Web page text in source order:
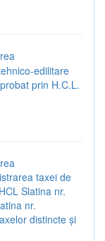
edilitare
prin H.C.L.
taxei de
Slatina nr.
nr.
distincte și